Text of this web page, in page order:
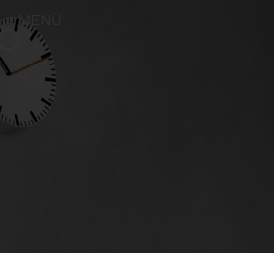
MENÜ